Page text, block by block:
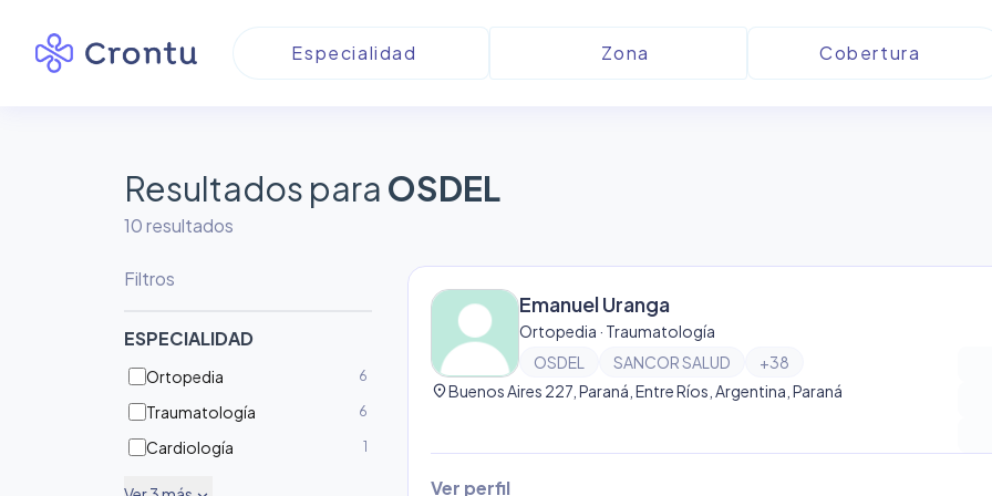
Resultados para OSDEL
10resultados
Filtros
ESPECIALIDAD
Ortopedia 6
Traumatología 6
Cardiología 1
Emanuel Uranga
Ortopedia · Traumatología
OSDEL
SANCOR SALUD +38
location_onBuenos Aires 227, Paraná, Entre Ríos, Argentina, Paraná
Ver perfil